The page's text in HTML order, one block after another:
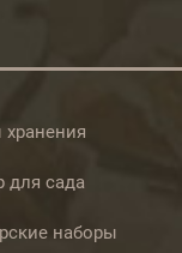
для сада
наборы